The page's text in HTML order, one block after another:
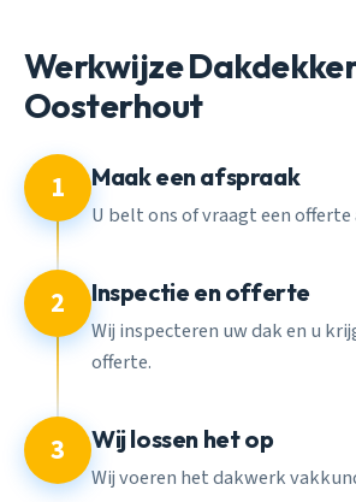
Werkwijze
Oosterhout
1 Maak een afspraak
U belt ons of vraagt een offerte
2 Inspectie en offerte
Wij inspecteren uw dak en u
offerte.
3 Wij lossen het op
Wij voeren het dakwerk